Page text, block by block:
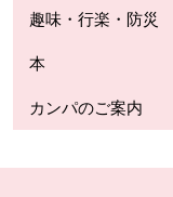
趣味・行楽・防災
本
カンパのご案内